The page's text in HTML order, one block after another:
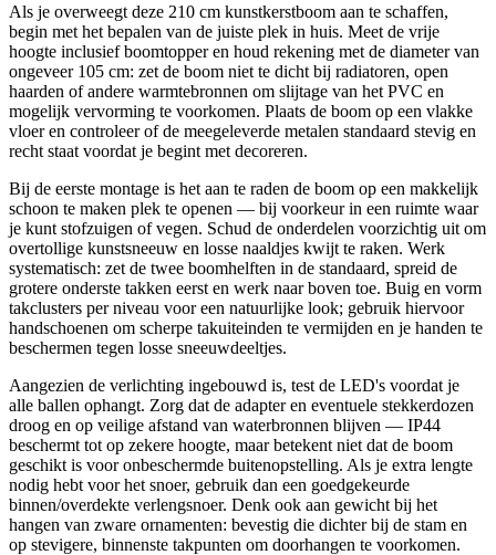
Als je overweegt deze 210 cm kunstkerstboom aan te schaffen,
begin met het bepalen van de juiste plek in huis. Meet de vrije
hoogte inclusief boomtopper en houd rekening met de diameter van
ongeveer 105 cm: zet de boom niet te dicht bij radiatoren, open
haarden of andere warmtebronnen om slijtage van het PVC en
mogelijk vervorming te voorkomen. Plaats de boom op een vlakke
vloer en controleer of de meegeleverde metalen standaard stevig en
recht staat voordat je begint met decoreren.
Bij de eerste montage is het aan te raden de boom op een makkelijk
schoon te maken plek te openen — bij voorkeur in een ruimte waar
je kunt stofzuigen of vegen. Schud de onderdelen voorzichtig uit om
overtollige kunstsneeuw en losse naaldjes kwijt te raken. Werk
systematisch: zet de twee boomhelften in de standaard, spreid de
grotere onderste takken eerst en werk naar boven toe. Buig en vorm
takclusters per niveau voor een natuurlijke look; gebruik hiervoor
handschoenen om scherpe takuiteinden te vermijden en je handen te
beschermen tegen losse sneeuwdeeltjes.
Aangezien de verlichting ingebouwd is, test de LED's voordat je
alle ballen ophangt. Zorg dat de adapter en eventuele stekkerdozen
droog en op veilige afstand van waterbronnen blijven — IP44
beschermt tot op zekere hoogte, maar betekent niet dat de boom
geschikt is voor onbeschermde buitenopstelling. Als je extra lengte
nodig hebt voor het snoer, gebruik dan een goedgekeurde
binnen/overdekte verlengsnoer. Denk ook aan gewicht bij het
hangen van zware ornamenten: bevestig die dichter bij de stam en
op stevigere, binnenste takpunten om doorhangen te voorkomen.